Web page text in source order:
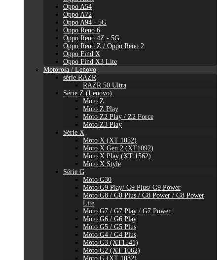
Oppo A54
Oppo A72
Oppo A94 - 5G
Oppo Reno 6
Oppo Reno 4Z - 5G
Oppo Reno Z / Oppo Reno 2
Oppo Find X
Oppo Find X3 Lite
Motorola / Lenovo
série RAZR
RAZR 50 Ultra
Série Z (Lenovo)
Moto Z
Moto Z Play
Moto Z2 Play / Z2 Force
Moto Z3 Play
Série X
Moto X (XT 1052)
Moto X Gen 2 (XT1092)
Moto X Play (XT 1562)
Moto X Style
Série G
Moto G30
Moto G9 Play/ G9 Plus/ G9 Power
Moto G8 / G8 Plus / G8 Power / G8 Power
Lite
Moto G7 / G7 Play / G7 Power
Moto G6 / G6 Play
Moto G5 / G5 Plus
Moto G4 / G4 Plus
Moto G3 (XT1541)
Moto G2 (XT 1062)
Moto G (XT 1032)